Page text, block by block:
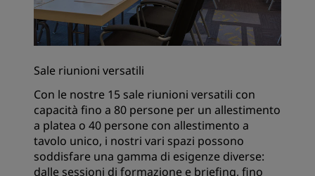
Sale riunioni versatili
Con le nostre 15 sale riunioni versatili con
capacità fino a 80 persone per un allestimento
a platea o 40 persone con allestimento a
tavolo unico, i nostri vari spazi possono
soddisfare una gamma di esigenze diverse:
dalle sessioni di formazione e briefing, fino